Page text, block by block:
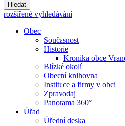
Hledat
rozšířené vyhledávání
Obec
Současnost
Historie
Kronika obce
Blízké okolí
Obecní knihovna
Instituce a firmy v obci
Zpravodaj
Panorama 360°
Úřad
Úřední deska